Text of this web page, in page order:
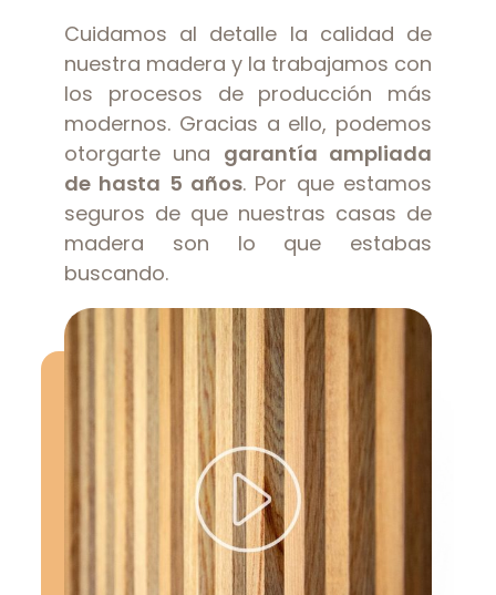
Cuidamos al detalle la calidad de
nuestra madera y la trabajamos con
los procesos de producción más
modernos. Gracias a ello, podemos
otorgarte una garantía ampliada
de hasta 5 años. Por que estamos
seguros de que nuestras casas de
madera son lo que estabas
buscando.